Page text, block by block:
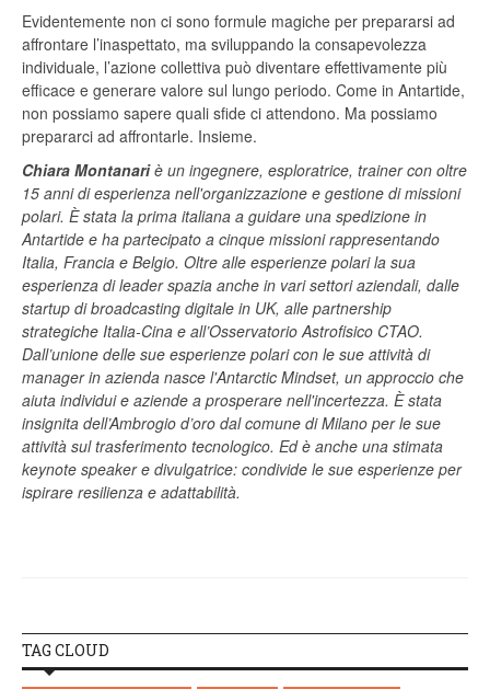
Evidentemente non ci sono formule magiche per prepararsi ad
affrontare l’inaspettato, ma sviluppando la consapevolezza
individuale, l’azione collettiva può diventare effettivamente più
efficace e generare valore sul lungo periodo. Come in Antartide,
non possiamo sapere quali sfide ci attendono. Ma possiamo
prepararci ad affrontarle. Insieme.
Chiara Montanariè un ingegnere, esploratrice, trainer con oltre
15 anni di esperienza nell'organizzazione e gestione di missioni
polari. È stata la prima italiana a guidare una spedizione in
Antartide e ha partecipato a cinque missioni rappresentando
Italia, Francia e Belgio. Oltre alle esperienze polari la sua
esperienza di leader spazia anche in vari settori aziendali, dalle
startup di broadcasting digitale in UK, alle partnership
strategiche Italia-Cina e all’Osservatorio Astrofisico CTAO.
Dall’unione delle sue esperienze polari con le sue attività di
manager in azienda nasce l'Antarctic Mindset, un approccio che
aiuta individui e aziende a prosperare nell'incertezza. È stata
insignita dell’Ambrogio d’oro dal comune di Milano per le sue
attività sul trasferimento tecnologico. Ed è anche una stimata
keynote speaker e divulgatrice: condivide le sue esperienze per
ispirare resilienza e adattabilità.
TAG CLOUD